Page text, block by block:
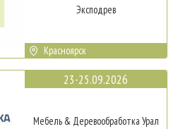
Эксподрев
Красноярск
23-25.09.2026
Мебель & Деревообработка Урал